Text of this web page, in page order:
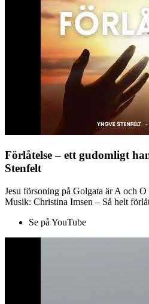
Förlåtelse – ett gudomligt
Stenfelt
Jesu försoning på Golgata är A och O
Musik: Christina Imsen – Så helt
Se på YouTube